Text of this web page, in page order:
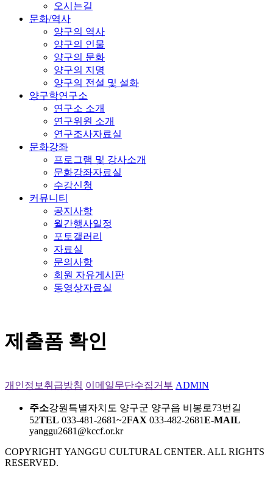
오시는길
문화/역사
양구의 역사
양구의 인물
양구의 문화
양구의 지명
양구의 전설 및 설화
양구학연구소
연구소 소개
연구위원 소개
연구조사자료실
문화강좌
프로그램 및 강사소개
문화강좌자료실
수강신청
커뮤니티
공지사항
월간행사일정
포토갤러리
자료실
문의사항
회원 자유게시판
동영상자료실
제출폼 확인
개인정보취급방침 이메일무단수집거부 ADMIN
주소강원특별자치도 양구군 양구읍 비봉로73번길
52TEL 033-481-2681~2FAX 033-482-2681E-MAIL
yanggu2681@kccf.or.kr
COPYRIGHT YANGGU CULTURAL CENTER. ALL RIGHTS
RESERVED.